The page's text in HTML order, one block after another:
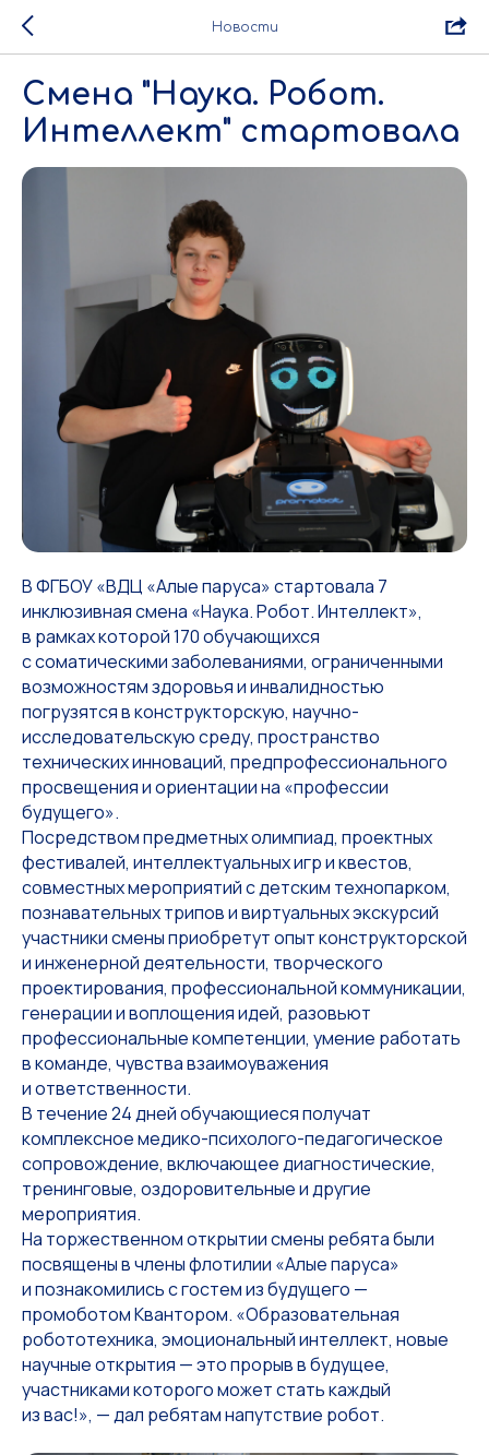
Новости
Смена "Наука. Робот.
Интеллект" стартовала
В ФГБОУ «ВДЦ «Алые паруса» стартовала 7
инклюзивная смена «Наука. Робот. Интеллект»,
в рамках которой 170 обучающихся
с соматическими заболеваниями, ограниченными
возможностям здоровья и инвалидностью
погрузятся в конструкторскую, научно-
исследовательскую среду, пространство
технических инноваций, предпрофессионального
просвещения и ориентации на «профессии
будущего».
Посредством предметных олимпиад, проектных
фестивалей, интеллектуальных игр и квестов,
совместных мероприятий с детским технопарком,
познавательных трипов и виртуальных экскурсий
участники смены приобретут опыт конструкторской
и инженерной деятельности, творческого
проектирования, профессиональной коммуникации,
генерации и воплощения идей, разовьют
профессиональные компетенции, умение работать
в команде, чувства взаимоуважения
и ответственности.
В течение 24 дней обучающиеся получат
комплексное медико-психолого-педагогическое
сопровождение, включающее диагностические,
тренинговые, оздоровительные и другие
мероприятия.
На торжественном открытии смены ребята были
посвящены в члены флотилии «Алые паруса»
и познакомились с гостем из будущего —
промоботом Квантором. «Образовательная
робототехника, эмоциональный интеллект, новые
научные открытия — это прорыв в будущее,
участниками которого может стать каждый
из вас!», — дал ребятам напутствие робот.